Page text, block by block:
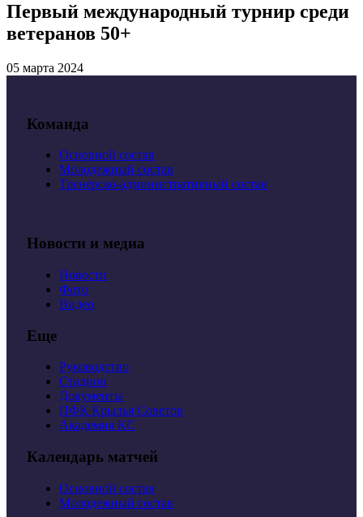
Первый международный турнир среди
ветеранов 50+
05 марта 2024
Команда
Основной состав
Молодежный состав
Тренерско-административный состав
Новости и медиа
Новости
Фото
Видео
Еще
Руководство
Стадион
Документы
ПФК Крылья Советов
Академия КС
Календарь матчей
Основной состав
Молодежный состав